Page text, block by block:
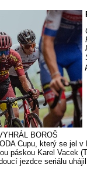
BOROŠ
Cupu, který se jel
páskou Karel Vacek
jezdce seriálu